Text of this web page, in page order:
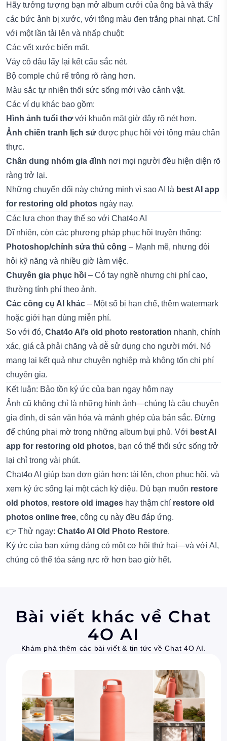
Hãy tưởng tượng bạn mở album cưới của ông bà và thấy
các bức ảnh bị xước, với tông màu đen trắng phai nhạt. Chỉ
với một lần tải lên và nhấp chuột:
Các vết xước biến mất.
Váy cô dâu lấy lại kết cấu sắc nét.
Bộ comple chú rể trông rõ ràng hơn.
Màu sắc tự nhiên thổi sức sống mới vào cảnh vật.
Các ví dụ khác bao gồm:
Hình ảnh tuổi thơvới khuôn mặt giờ đây rõ nét hơn.
Ảnh chiến tranh lịch sử được phục hồi với tông màu chân
thực.
Chân dung nhóm gia đình nơi mọi người đều hiện diện rõ
ràng trở lại.
Những chuyển đổi này chứng minh vì sao AI là best AI app
for restoring old photos ngày nay.
Các lựa chọn thay thế so với Chat4o AI
Dĩ nhiên, còn các phương pháp phục hồi truyền thống:
Photoshop/chỉnh sửa thủ công – Mạnh mẽ, nhưng đòi
hỏi kỹ năng và nhiều giờ làm việc.
Chuyên gia phục hồi – Có tay nghề nhưng chi phí cao,
thường tính phí theo ảnh.
Các công cụ AI khác – Một số bị hạn chế, thêm watermark
hoặc giới hạn dùng miễn phí.
So với đó, Chat4o AI’s old photo restoration nhanh, chính
xác, giá cả phải chăng và dễ sử dụng cho người mới. Nó
mang lại kết quả như chuyên nghiệp mà không tốn chi phí
chuyên gia.
Kết luận: Bảo tồn ký ức của bạn ngay hôm nay
Ảnh cũ không chỉ là những hình ảnh—chúng là câu chuyện
gia đình, di sản văn hóa và mảnh ghép của bản sắc. Đừng
để chúng phai mờ trong những album bụi phủ. Với best AI
app for restoring old photos, bạn có thể thổi sức sống trở
lại chỉ trong vài phút.
Chat4o AI giúp bạn đơn giản hơn: tải lên, chọn phục hồi, và
xem ký ức sống lại một cách kỳ diệu. Dù bạn muốn restore
old photos, restore old images hay thậm chí restore old
photos online free, công cụ này đều đáp ứng.
👉 Thử ngay: Chat4o AI Old Photo Restore.
Ký ức của bạn xứng đáng có một cơ hội thứ hai—và với AI,
chúng có thể tỏa sáng rực rỡ hơn bao giờ hết.
Bài viết khác về Chat
4O AI
Khám phá thêm các bài viết & tin tức về Chat 4O AI.